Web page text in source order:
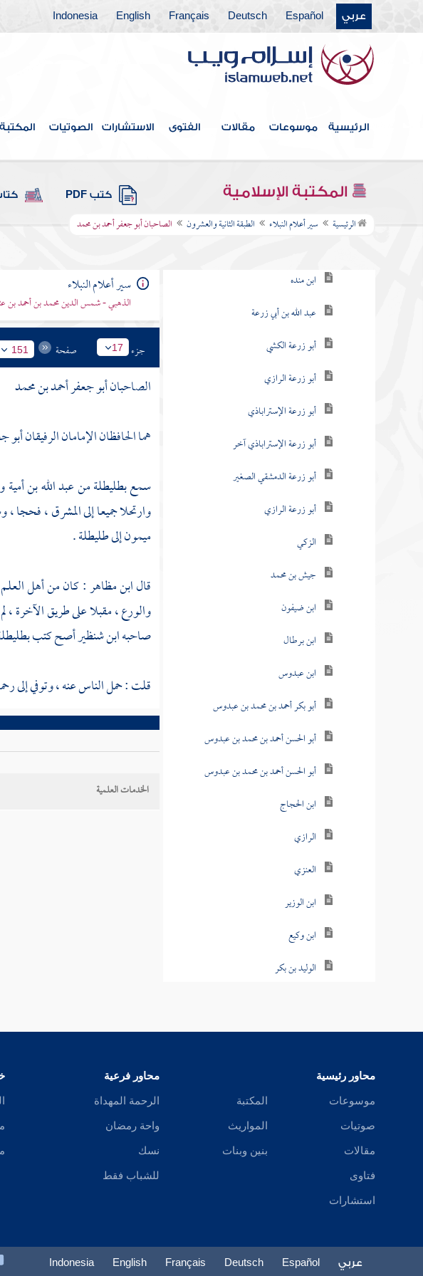
عربي Español
Deutsch
Français
English
Indonesia
الرئيسية موسوعات مقالات الفتوى الاستشارات الصوتيات المكتبة
المكتبة الإسلامية كتب PDF
الرئيسية سير أعلام النبلاء الطبقة الثانية والعشرون الصاحبان أبو جعفر أحمد بن محمد
الطبقة السادسة عشرة
الطبقة السابعة عشر
الطبقة الثامنة عشر
الطبقة التاسعة عشرة
الطبقة العشرون
الطبقة الحادية والعشرون
الطبقة الثانية والعشرون
ابن منده
عبد الله بن أبي زرعة
أبو زرعة الكشي
أبو زرعة الرازي
أبو زرعة الإستراباذي
أبو زرعة الإستراباذي آخر
أبو زرعة الدمشقي الصغير
أبو زرعة الرازي
الزكي
جيش بن محمد
ابن ضيفون
ابن برطال
ابن عبدوس
أبو بكر أحمد بن محمد بن عبدوس
أبو الحسن أحمد بن محمد بن عبدوس
أبو الحسن أحمد بن محمد بن عبدوس
ابن الحجاج
الرازي
العنزي
ابن الوزير
ابن وكيع
الوليد بن بكر
البافي
أبو نعيم الإسفراييني
الوصي
سير أعلام النبلاء
الذهبي - شمس الدين محمد بن أحمد بن
جزء 17 صفحة 151
الصاحبان أبو جعفر أحمد بن محمد
هما الحافظان الإمامان الرفيقانأبو
سمعبطليطلةمنعبد الله بن أمية
وارتحلا جميعا إلىالمشرق، فحجا ،
ميمونإلىطليطلة.
قالابن مظاهر: كان من أهل
والورع ، مقبلا على طريق الآخرة ،
صاحبهابن شنظيرأصح كتب
قلت : حمل الناس عنه ، وتوفي إلى
الخدمات العلمية
محاور رئيسية
موسوعات
صوتيات
مقالات
فتاوى
استشارات
المكتبة
المواريث
بنين وبنات
محاور فرعية
الرحمة المهداة
واحة رمضان
نسك
للشباب فقط
عربي Español
Deutsch
Français
English
Indonesia